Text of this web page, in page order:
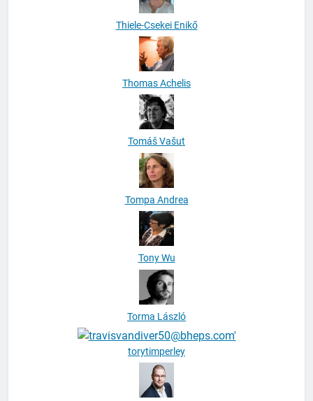
Thiele-Csekei Enikő
Thomas Achelis
Tomáš Vašut
Tompa Andrea
Tony Wu
Torma László
torytimperley